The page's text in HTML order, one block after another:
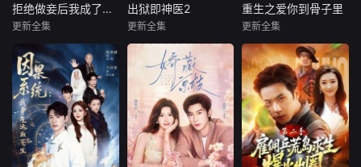
拒绝做妾后我成了太子侧妃
暂无内容
拒绝做妾后我成了太子侧妃
更新全集
出狱即神医2
暂无内容
出狱即神医2
更新全集
重生之爱你到骨子里
暂无内容
重生之爱你到骨子里
更新全集